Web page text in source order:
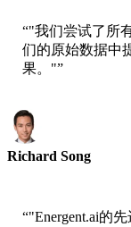
“"我们尝试了所
们的原始数据中
果。"”
Richard Song
“"Energent.ai的